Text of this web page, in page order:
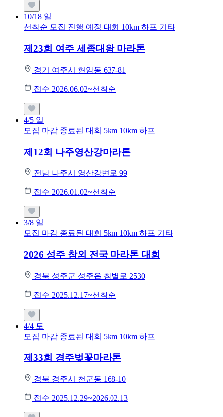
10/18 일
선착순 모집 진행 예정 대회 10km 하프 기타
제23회 여주 세종대왕 마라톤
경기 여주시 현암동 637-81
접수 2026.06.02~선착순
4/5 일
모집 마감 종료된 대회 5km 10km 하프
제12회 나주영산강마라톤
전남 나주시 영산강변로 99
접수 2026.01.02~선착순
3/8 일
모집 마감 종료된 대회 5km 10km 하프 기타
2026 성주 참외 전국 마라톤 대회
경북 성주군 성주읍 참별로 2530
접수 2025.12.17~선착순
4/4 토
모집 마감 종료된 대회 5km 10km 하프
제33회 경주벚꽃마라톤
경북 경주시 천군동 168-10
접수 2025.12.29~2026.02.13